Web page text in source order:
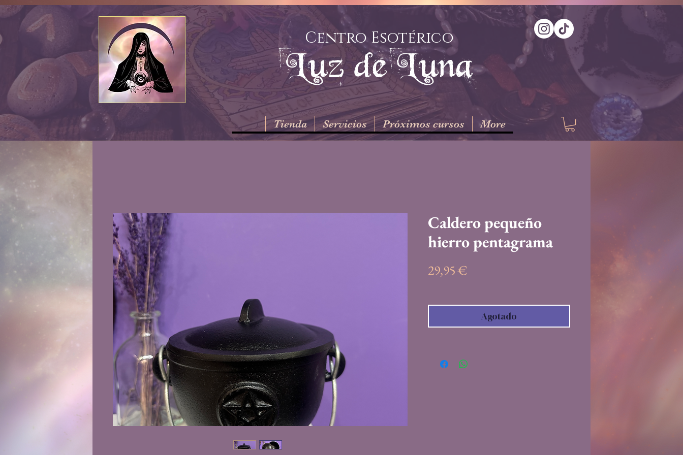
Centro Esotérico
Luz de Luna
Tienda Servicios Próximos cursos More
Caldero pequeño
hierro pentagrama
29,95 €
Agotado